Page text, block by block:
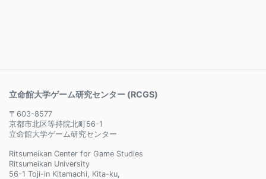
立命館大学ゲーム研究センター (RCGS)
〒603-8577
京都市北区等持院北町56-1
立命館大学ゲーム研究センター
Ritsumeikan Center for Game Studies
Ritsumeikan University
56-1 Toji-in Kitamachi, Kita-ku,